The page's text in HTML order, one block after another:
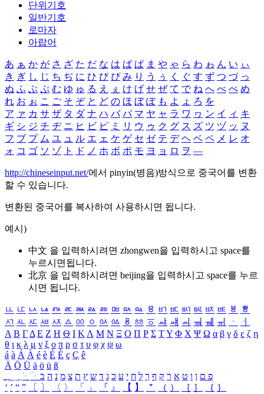
단위기호
일반기호
로마자
아랍어
あ ぁ か が さ ざ た だ な は ば ぱ ま や ゃ ら わ ゎ ん い ぃ
き ぎ し じ ち ぢ に ひ び ぴ み り う ぅ く ぐ す ず つ づ っ
ぬ ふ ぶ ぷ む ゆ ゅ る え ぇ け げ せ ぜ て で ね へ べ ぺ め
れ お ぉ こ ご そ ぞ と ど の ほ ぼ ぽ も よ ょ ろ を
ア ァ カ サ ザ タ ダ ナ ハ バ パ マ ヤ ャ ラ ワ ヮ ン イ ィ キ
ギ シ ジ チ ヂ ニ ヒ ビ ピ ミ リ ウ ゥ ク グ ス ズ ツ ヅ ッ ヌ
フ ブ プ ム ユ ュ ル エ ェ ケ ゲ セ ゼ テ デ ヘ ベ ペ メ レ オ
ォ コ ゴ ソ ゾ ト ド ノ ホ ボ ポ モ ヨ ョ ロ ヲ ―
http://chineseinput.net/에서 pinyin(병음)방식으로 중국어를 변환
할 수 있습니다.
변환된 중국어를 복사하여 사용하시면 됩니다.
예시)
中文 을 입력하시려면 zhongwen을 입력하시고 space를
누르시면됩니다.
北京 을 입력하시려면 beijing을 입력하시고 space를 누르
시면 됩니다.
ㅥ ㅦ ㅧ ㅨ ㅩ ㅪ ㅫ ㅬ ㅭ ㅮ ㅯ ㅰ ㅱ ㅲ ㅳ ㅴ ㅵ ㅶ ㅷ ㅸ
ㅹ
ㅺ ㅻ ㅼ ㅽ ㅾ ㅿ ㆀ ㆁ ㆂ ㆃ ㆄ ㆅ ㆆ ㆇ ㆈ ㆉ ㆊ ㆋ ㆌ ㆍ
ㆎ
Α Β ΓΔ Ε Ζ Η Θ Ι ΚΛ Μ Ν Ξ Ο Π Ρ Σ ΤΥ Φ Χ Ψ Ω α β γ δ ε ζ η
θ ι κ λ μ ν ξ ο π ρ σ τ υ φ χ ψ ω
á à Á À é è É È ç Ç ê
Ä Ö Ü ä ö ü ß
ִֶֹ ֻּ ׁׂ פ ם ן ו ט א ר ק ף ך ל ח י ע כ ג ד ש ץ ת צ מ נ ה ב
‘ ’ “ ” 〔 〕 〈 〉 「 」 『 』 【 】 ＂ （ ） ［ ］ ｛ ｝